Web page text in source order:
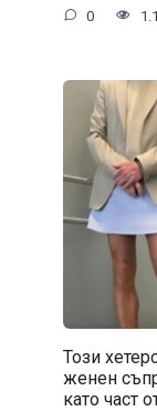
0
Този
женен
като част